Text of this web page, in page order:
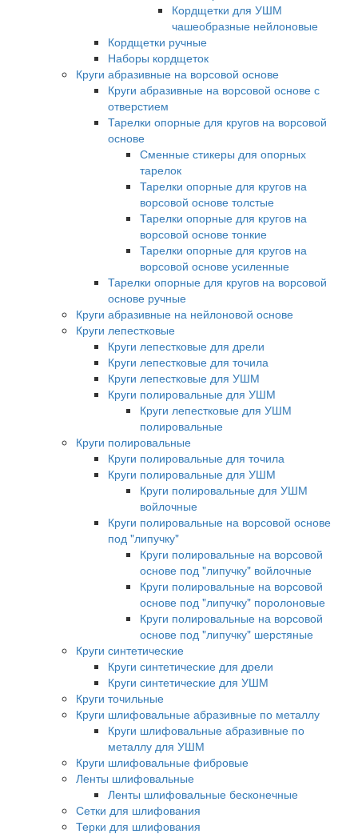
Кордщетки для УШМ
чашеобразные нейлоновые
Кордщетки ручные
Наборы кордщеток
Круги абразивные на ворсовой основе
Круги абразивные на ворсовой основе с
отверстием
Тарелки опорные для кругов на ворсовой
основе
Сменные стикеры для опорных
тарелок
Тарелки опорные для кругов на
ворсовой основе толстые
Тарелки опорные для кругов на
ворсовой основе тонкие
Тарелки опорные для кругов на
ворсовой основе усиленные
Тарелки опорные для кругов на ворсовой
основе ручные
Круги абразивные на нейлоновой основе
Круги лепестковые
Круги лепестковые для дрели
Круги лепестковые для точила
Круги лепестковые для УШМ
Круги полировальные для УШМ
Круги лепестковые для УШМ
полировальные
Круги полировальные
Круги полировальные для точила
Круги полировальные для УШМ
Круги полировальные для УШМ
войлочные
Круги полировальные на ворсовой основе
под "липучку"
Круги полировальные на ворсовой
основе под "липучку" войлочные
Круги полировальные на ворсовой
основе под "липучку" поролоновые
Круги полировальные на ворсовой
основе под "липучку" шерстяные
Круги синтетические
Круги синтетические для дрели
Круги синтетические для УШМ
Круги точильные
Круги шлифовальные абразивные по металлу
Круги шлифовальные абразивные по
металлу для УШМ
Круги шлифовальные фибровые
Ленты шлифовальные
Ленты шлифовальные бесконечные
Сетки для шлифования
Терки для шлифования